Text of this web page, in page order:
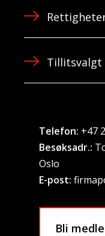
Tillitsvalgt
Telefon: +47
Besøksadr.:
Oslo
E-post:
Bli